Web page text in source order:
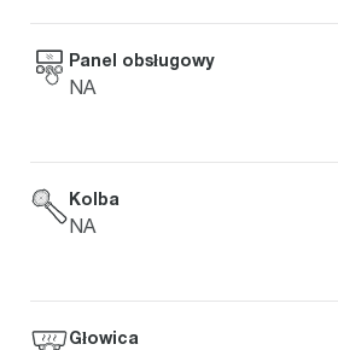
Panel obsługowy
NA
Kolba
NA
Głowica